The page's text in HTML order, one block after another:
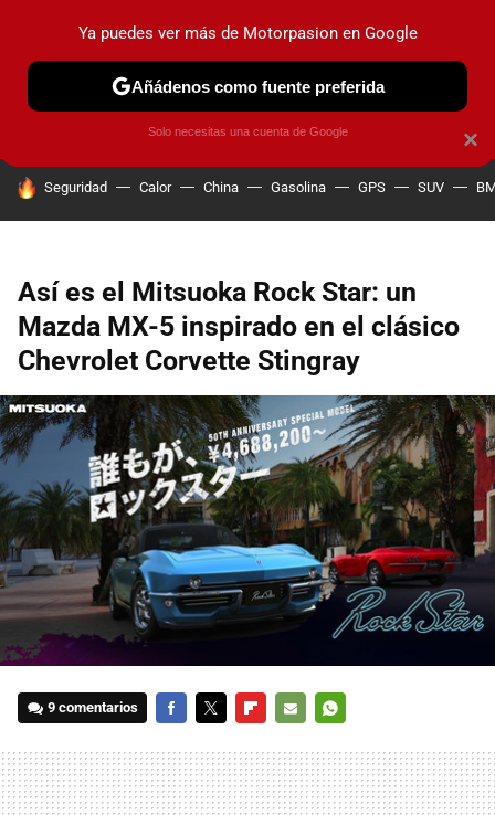
PRUEBAS COCHES ELÉCTRICOS OBSERVATORIO
HOY SE HABLA DE
Seguridad Calor China Gasolina GPS SUV
Así es el Mitsuoka Rock Star: un
Mazda MX-5 inspirado en el clásico
Chevrolet Corvette Stingray
9 comentarios
MAIL
×
Ya puedes ver más de Motorpasion en Google
Añádenos como fuente preferida
Solo necesitas una cuenta de Google